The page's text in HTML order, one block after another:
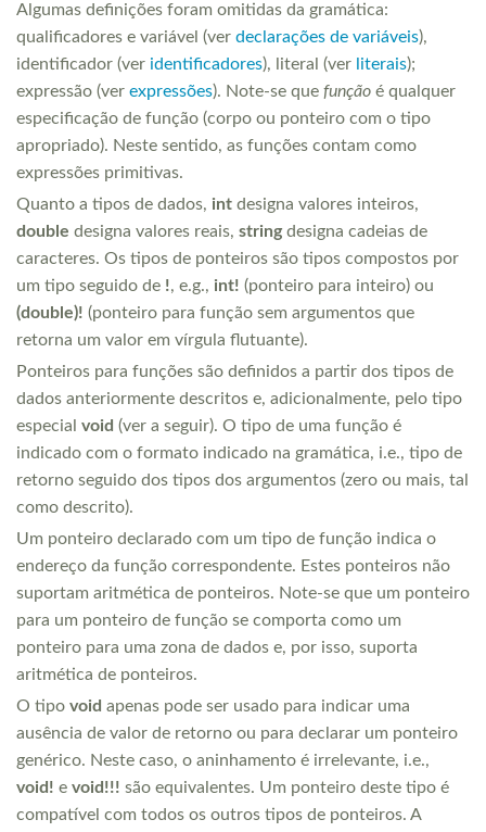
Algumas definições foram omitidas da gramática:
qualificadores e variável (ver declarações de variáveis),
identificador (ver identificadores), literal (ver literais);
expressão (ver expressões). Note-se que função é qualquer
especificação de função (corpo ou ponteiro com o tipo
apropriado). Neste sentido, as funções contam como
expressões primitivas.
Quanto a tipos de dados, int designa valores inteiros,
double designa valores reais, stringdesigna cadeias de
caracteres. Os tipos de ponteiros são tipos compostos por
um tipo seguido de !, e.g., int! (ponteiro para inteiro) ou
(double)! (ponteiro para função sem argumentos que
retorna um valor em vírgula flutuante).
Ponteiros para funções são definidos a partir dos tipos de
dados anteriormente descritos e, adicionalmente, pelo tipo
especial void (ver a seguir). O tipo de uma função é
indicado com o formato indicado na gramática, i.e., tipo de
retorno seguido dos tipos dos argumentos (zero ou mais, tal
como descrito).
Um ponteiro declarado com um tipo de função indica o
endereço da função correspondente. Estes ponteiros não
suportam aritmética de ponteiros. Note-se que um ponteiro
para um ponteiro de função se comporta como um
ponteiro para uma zona de dados e, por isso, suporta
aritmética de ponteiros.
O tipo void apenas pode ser usado para indicar uma
ausência de valor de retorno ou para declarar um ponteiro
genérico. Neste caso, o aninhamento é irrelevante, i.e.,
void! e void!!! são equivalentes. Um ponteiro deste tipo é
compatível com todos os outros tipos de ponteiros. A